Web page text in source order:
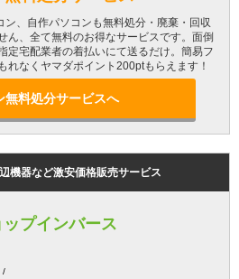
、自作パソコンも無料処分・廃棄・回収
ん、全て無料のお得なサービスです。面倒
定宅配業者の着払いにて送るだけ。簡易フ
れなくヤマダポイント200ptもらえます！
無料処分サービスへ
機器など激安価格販売サービス
プインバース